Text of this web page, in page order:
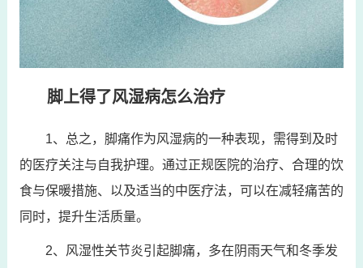
脚上得了风湿病怎么治疗
1、总之，脚痛作为风湿病的一种表现，需得到及时
的医疗关注与自我护理。通过正规医院的治疗、合理的饮
食与保暖措施、以及适当的中医疗法，可以在减轻痛苦的
同时，提升生活质量。
2、风湿性关节炎引起脚痛，多在阴雨天气和冬季发